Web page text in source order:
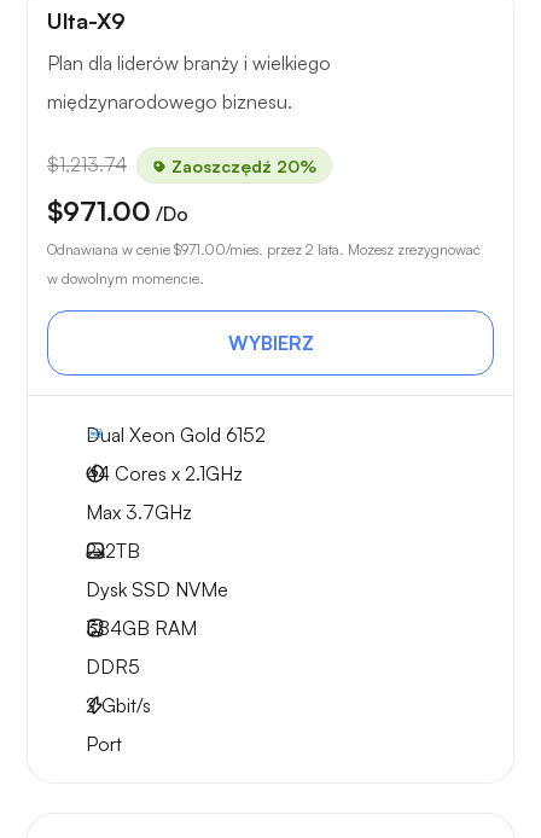
Ulta-X9
Plan dla liderów branży i wielkiego
międzynarodowego biznesu.
$1,213.74 Zaoszczędź 20%
$971.00 /Do
Odnawiana w cenie $971.00/mies. przez 2 lata. Możesz zrezygnować
w dowolnym momencie.
WYBIERZ
Dual Xeon Gold 6152
44 Cores x 2.1GHz
Max 3.7GHz
2x2TB
Dysk SSD NVMe
384GB RAM
DDR5
2Gbit/s
Port